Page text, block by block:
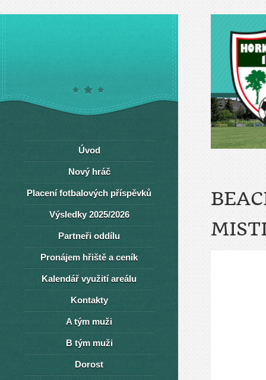
Úvod
Nový hráč
Placení fotbalových příspěvků
Výsledky 2025/2026
Partneři oddílu
Pronájem hřiště a ceník
Kalendář využití areálu
Kontakty
A tým muži
B tým muži
Dorost